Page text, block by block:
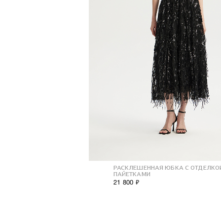
РАСКЛЕШЕННАЯ ЮБКА С
ПАЙЕТКАМИ
21 800 ₽